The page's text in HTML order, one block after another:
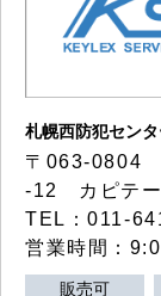
札幌西防犯セン
〒063-0804
-12 カピテ
TEL：011-
営業時間：
販売可